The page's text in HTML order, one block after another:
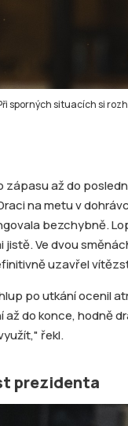
sporných situacích si
zápasu až do
na metu v
bezchybně.
jistě. Ve dvou
uzavřel
po utkání ocenil
až do konce, hodně
řekl.
prezidenta